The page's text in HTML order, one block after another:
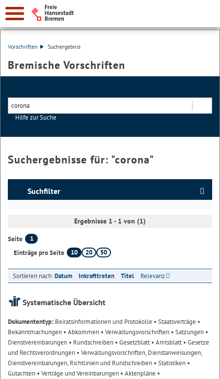
Vorschriften Suchergebnis
Bremische Vorschriften
Hilfe zur Suche
Suchergebnisse für: "corona"
Suchfilter
Ergebnisse 1 - 1 von (1)
Seite
1
Einträge pro Seite
10 20 50
Sortieren nach:Datum Inkrafttreten Titel Relevanz
Systematische Übersicht
Dokumententyp: Beiratsinformationen und Protokolle • Staatsverträge •
Bekanntmachungen • Abkommen • Verwaltungsvorschriften • Satzungen •
Dienstvereinbarungen • Rundschreiben • Gesetzblatt• Amtsblatt• Gesetze
und Rechtsverordnungen • Verwaltungsvorschriften, Dienstanweisungen,
Dienstvereinbarungen, Richtlinien und Rundschreiben • Statistiken •
Gutachten • Verträge und Vereinbarungen • Aktenpläne •